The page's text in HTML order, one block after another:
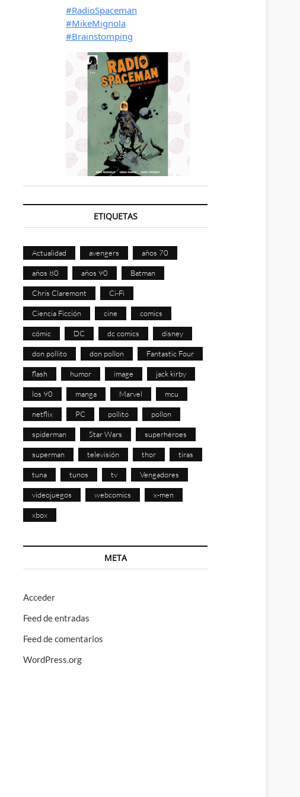
ETIQUETAS
Actualidad avengers años 70
años 80 años 90 Batman
Chris Claremont Ci-Fi
Ciencia Ficción cine comics
cómic DC dc comics disney
don pollito don pollon Fantastic Four
flash humor image jack kirby
los 90 manga Marvel mcu
netflix PC pollito pollon
spiderman Star Wars superhéroes
superman televisión thor tiras
tuna tunos tv Vengadores
videojuegos webcomics x-men
xbox
META
Acceder
Feed de entradas
Feed de comentarios
WordPress.org